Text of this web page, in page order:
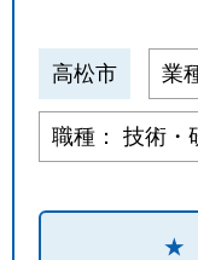
高松市 業
職種： 技術・
★